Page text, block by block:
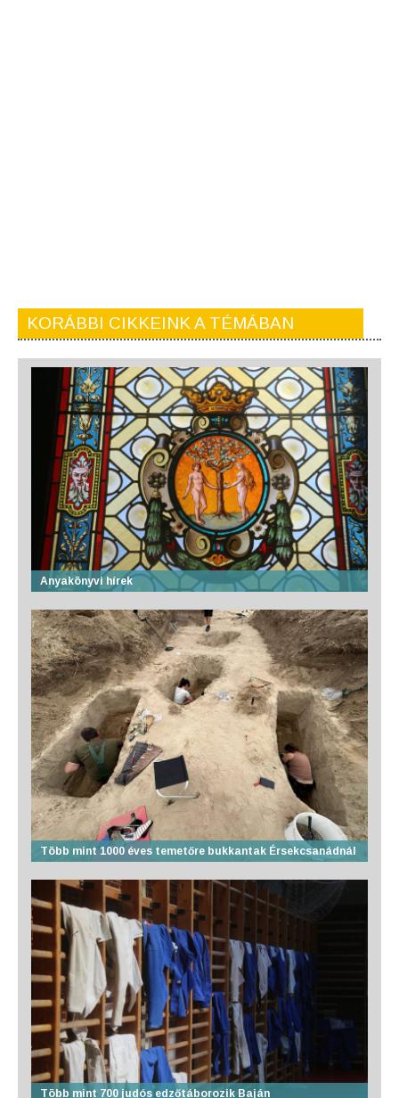
KORÁBBI CIKKEINK A TÉMÁBAN
Anyakönyvi hírek
Több mint 1000 éves temetőre bukkantak Érsekcsanádnál
Több mint 700 judós edzőtáborozik Baján